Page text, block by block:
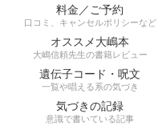
料金／ご予約
口コミ、キャンセルポリシーなど
オススメ大嶋本
大嶋信頼先生の書籍レビュー
遺伝子コード・呪文
一覧や唱える系の気づき
気づきの記録
意識で書いている記事